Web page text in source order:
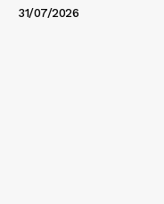
31/07/2026